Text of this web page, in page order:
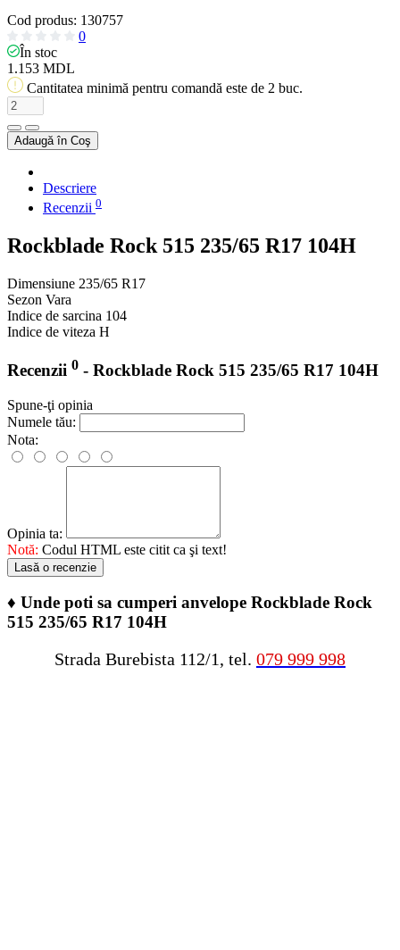
Cod produs: 130757
0
În stoc
1.153 MDL
Cantitatea minimă pentru comandă este de 2 buc.
Adaugă în Coş
Descriere
Recenzii 0
Rockblade Rock 515 235/65 R17 104H
Dimensiune 235/65 R17
Sezon Vara
Indice de sarcina 104
Indice de viteza H
Recenzii 0 - Rockblade Rock 515 235/65 R17 104H
Spune-ţi opinia
Numele tău:
Nota:
Opinia ta:
Notă: Codul HTML este citit ca şi text!
Lasă o recenzie
♦ Unde poti sa cumperi anvelope Rockblade Rock
515 235/65 R17 104H
Strada Burebista 112/1, tel. 079 999 998